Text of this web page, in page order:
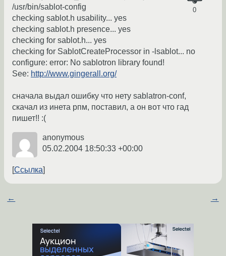
0
/usr/bin/sablot-config
checking sablot.h usability... yes
checking sablot.h presence... yes
checking for sablot.h... yes
checking for SablotCreateProcessor in -lsablot... no
configure: error: No sablotron library found!
See: http://www.gingerall.org/
сначала выдал ошибку что нету sablatron-conf,
скачал из инета рпм, поставил, а он вот что гад
пишет!! :(
anonymous
05.02.2004 18:50:33 +00:00
Ссылка
← →